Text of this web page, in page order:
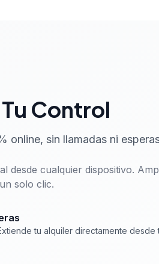
Control
online, sin llamadas ni
desde cualquier dispositivo.
solo clic.
tu alquiler directamente desde